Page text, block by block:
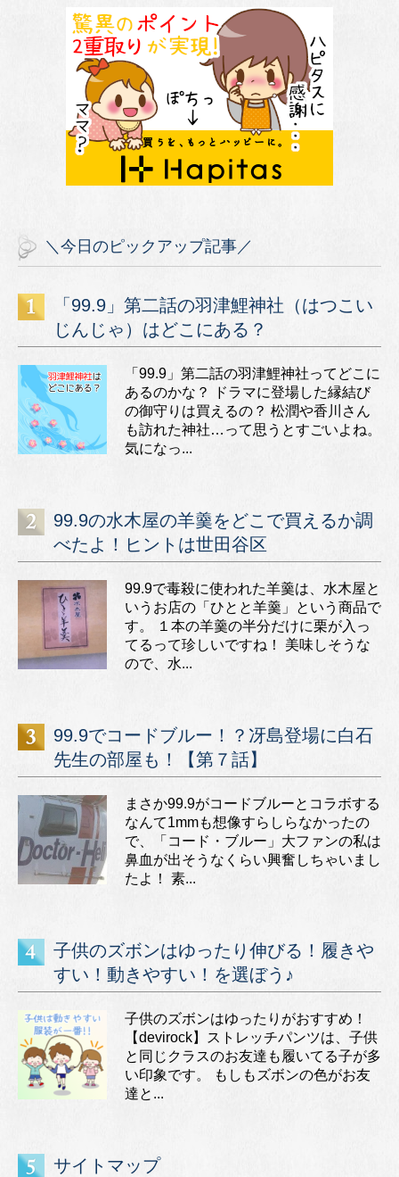
＼今日のピックアップ記事／
「99.9」第二話の羽津鯉神社（はつこい
じんじゃ）はどこにある？
「99.9」第二話の羽津鯉神社ってどこに
あるのかな？ ドラマに登場した縁結び
の御守りは買えるの？ 松潤や香川さん
も訪れた神社…って思うとすごいよね。
気になっ...
99.9の水木屋の羊羹をどこで買えるか調
べたよ！ヒントは世田谷区
99.9で毒殺に使われた羊羹は、水木屋と
いうお店の「ひとと羊羹」という商品で
す。 １本の羊羹の半分だけに栗が入っ
てるって珍しいですね！ 美味しそうな
ので、水...
99.9でコードブルー！？冴島登場に白石
先生の部屋も！【第７話】
まさか99.9がコードブルーとコラボする
なんて1mmも想像すらしらなかったの
で、「コード・ブルー」大ファンの私は
鼻血が出そうなくらい興奮しちゃいまし
たよ！ 素...
子供のズボンはゆったり伸びる！履きや
すい！動きやすい！を選ぼう♪
子供のズボンはゆったりがおすすめ！
【devirock】ストレッチパンツは、子供
と同じクラスのお友達も履いてる子が多
い印象です。 もしもズボンの色がお友
達と...
サイトマップ